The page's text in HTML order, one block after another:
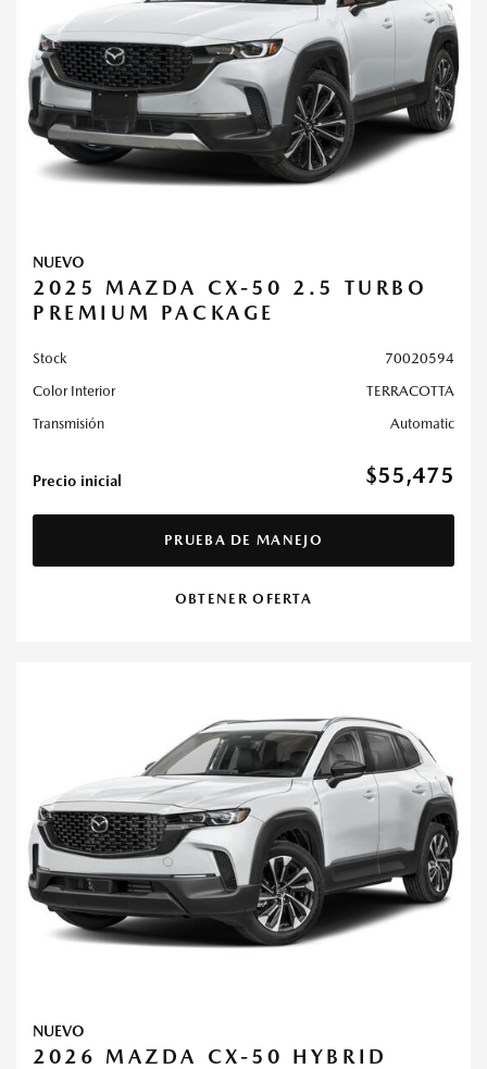
NUEVO
2025 MAZDA CX-50 2.5 TURBO
PREMIUM PACKAGE
Stock
70020594
Color Interior
TERRACOTTA
Transmisión
Automatic
Precio inicial $55,475
PRUEBA DE MANEJO
OBTENER OFERTA
NUEVO
2026 MAZDA CX-50 HYBRID